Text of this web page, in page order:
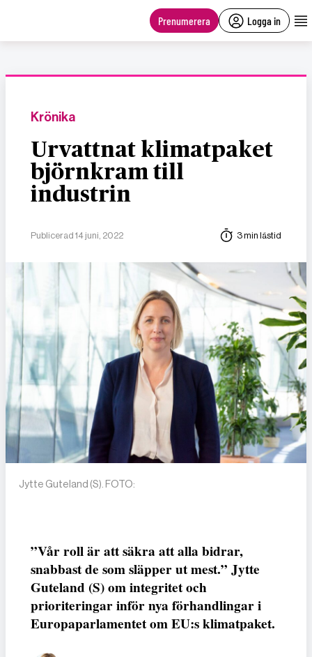
Prenumerera Logga in
Krönika
Urvattnat klimatpaket
björnkram till
industrin
Publicerad 14 juni, 2022 3 min lästid
Jytte Guteland (S). FOTO:
”Vår roll är att säkra att alla bidrar,
snabbast de som släpper ut mest.” Jytte
Guteland (S) om integritet och
prioriteringar inför nya förhandlingar i
Europaparlamentet om EU:s klimatpaket.